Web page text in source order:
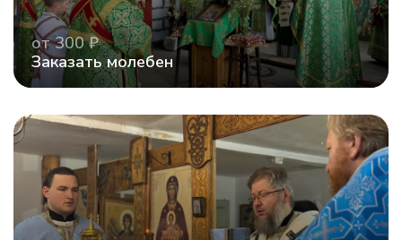
Заказать молебен
от 300 ₽